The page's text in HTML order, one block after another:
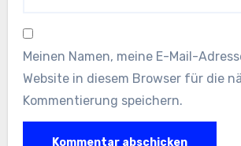
Meinen Namen, meine E-Mail-
Website in diesem Browser für die
Kommentierung speichern.